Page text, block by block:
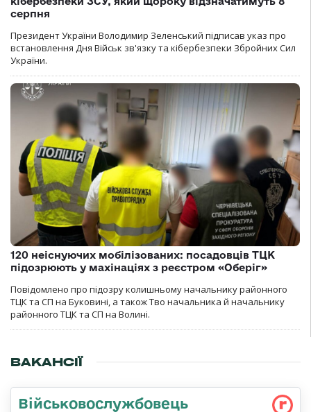
серпня
Президент України Володимир Зеленський підписав указ про
встановлення Дня Військ зв'язку та кібербезпеки Збройних Сил
України.
120 неіснуючих мобілізованих: посадовців ТЦК
підозрюють у махінаціях з реєстром «Оберіг»
Повідомлено про підозру колишньому начальнику районного
ТЦК та СП на Буковині, а також Тво начальника й начальнику
районного ТЦК та СП на Волині.
ВАКАНСІЇ
Військовослужбовець